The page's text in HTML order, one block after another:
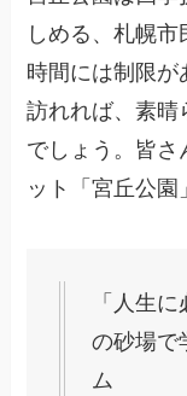
しめる、札幌
時間には制限
訪れれば、素晴
でしょう。皆
ット「宮丘公園
「人生
の砂場で
ム